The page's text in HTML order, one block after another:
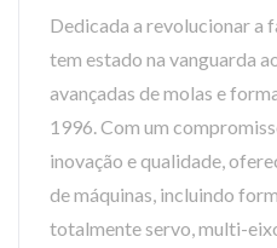
Dedicada a revolucionar a
tem estado na vanguarda
avançadas de molas e
1996. Com um
inovação e qualidade,
de máquinas, incluindo
totalmente servo, multi-